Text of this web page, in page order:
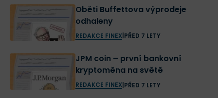
Oběti Buffettova výprodeje
odhaleny
REDAKCE FINEX| PŘED 7 LETY
JPM coin – první bankovní
kryptoměna na světě
REDAKCE FINEX| PŘED 7 LETY